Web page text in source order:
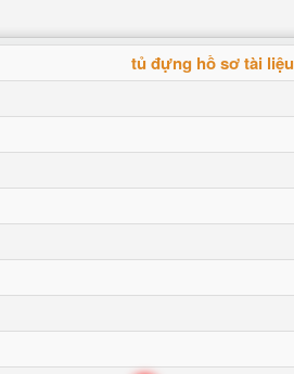
tủ đựng hồ sơ tài liệu